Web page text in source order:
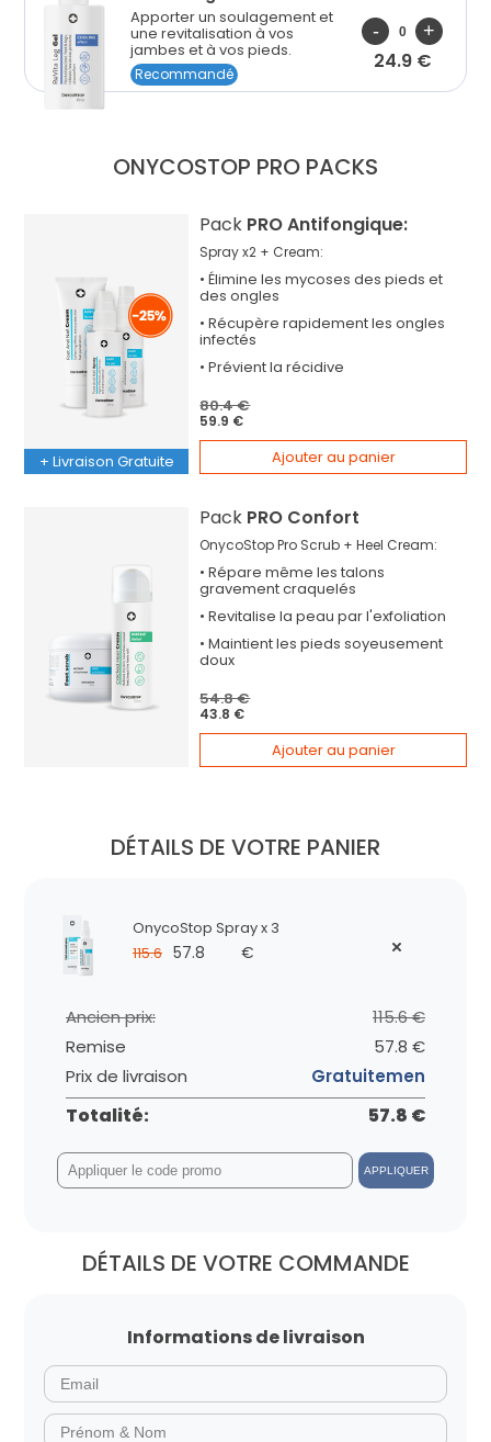
Apporter un soulagement et
une revitalisation à vos
jambes et à vos pieds.
Recommandé
24.9 €
ONYCOSTOP PRO PACKS
+ Livraison Gratuite
Pack PRO Antifongique:
Spray x2 + Cream:
•Élimineles mycoses des pieds et
des ongles
•Récupèrerapidement les ongles
infectés
•Prévient la récidive
80.4 €
59.9 €
Ajouter au panier
Pack PRO Confort
OnycoStop Pro Scrub + Heel Cream:
•Réparemême les talons
gravement craquelés
•Revitalisela peau par l'exfoliation
•Maintientles pieds soyeusement
doux
54.8 €
43.8 €
Ajouter au panier
DÉTAILS DE VOTRE PANIER
OnycoStop Spray x 3
115.6 57.8 €
Ancien prix:
115.6 €
Remise
57.8 €
Prix ​​de livraison
Gratuitemen
Totalité: 57.8 €
APPLIQUER
DÉTAILS DE VOTRE COMMANDE
Informations de livraison